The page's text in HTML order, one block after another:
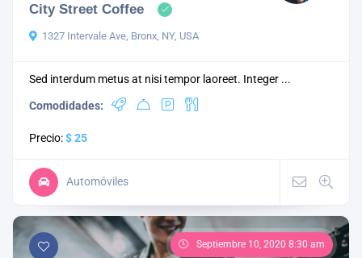
City Street Coffee
1327 Intervale Ave, Bronx, NY, USA
Sed interdum metus at nisi tempor laoreet. Integer ...
Comodidades:
Precio:$ 25
Automóviles
Septiembre 10, 2020 8:30 am